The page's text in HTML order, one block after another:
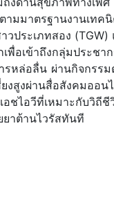
ามมาตรฐานงานเ
ประเภทสอง (TGW)
พื่อเข้าถึงกลุ่มประช
หล่อลื่น ผ่านกิจกรร
งสูงผ่านสื่อสังคมอ
ชไอวีที่เหมาะกับวิถี
ยาต้านไวรัสทันที